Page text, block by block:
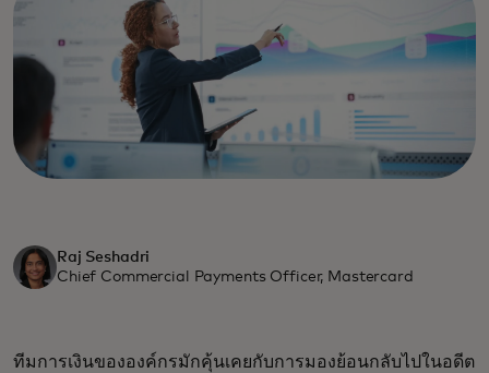
Raj Seshadri
Chief Commercial Payments Officer, Mastercard
ทีมการเงินขององค์กรมักคุ้นเคยกับการมองย้อนกลับไปในอดีต